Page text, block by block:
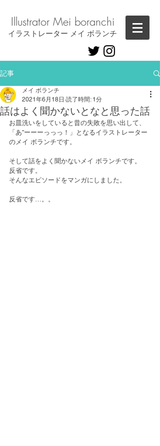
Illustrator ​Mei boranchi
​イラストレーター メイ ボランチ
記事
話はよく聞かないとなと思った話
メイ ボランチ
2021年6月18日 読了時間: 1分
お皿洗いをしていると昔の失敗を思い出して、
「あ”ーーーっっっ！」となるイラストレーター
のメイ ボランチです。
そして話をよく聞かないメイ ボランチです。
反省です。
そんなエピソードをマンガにしました。
反省です…。。